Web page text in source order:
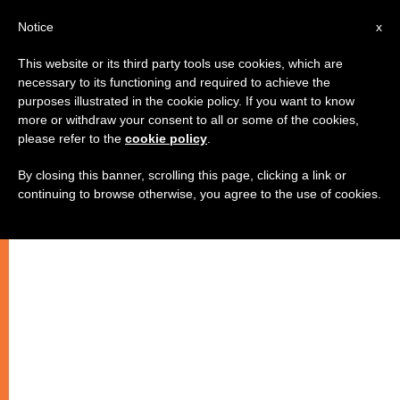
مجلس أساقفة إيطاليا يقدم معونة
قدرها مليون دولار لشعوب القوقاز
x
Notice
This website or its third party tools use cookies, which are
necessary to its functioning and required to achieve the
purposes illustrated in the cookie policy. If you want to know
more or withdraw your consent to all or some of the cookies,
please refer to the cookie policy
By closing this banner, scrolling this page, clicking a link or
continuing to browse otherwise, you agree to the use of cookies.